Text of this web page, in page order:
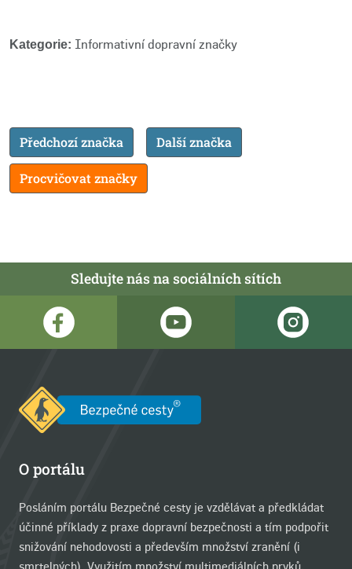
Kategorie: Informativní dopravní značky
Předchozí značka Další značka
Procvičovat značky
Sledujte nás na sociálních sítích
O portálu
Posláním portálu Bezpečné cesty je vzdělávat a předkládat
účinné příklady z praxe dopravní bezpečnosti a tím podpořit
snižování nehodovosti a především množství zranění (i
smrtelných). Využitím množství multimediálních prvků,